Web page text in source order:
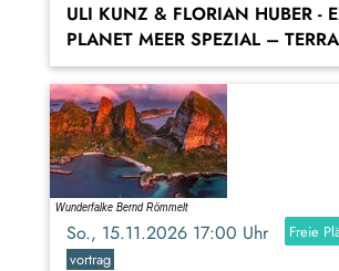
ULI KUNZ & FLORIAN HUBER -
PLANET MEER SPEZIAL –
So., 15.11.2026 17:00 Uhr Freie
vortrag